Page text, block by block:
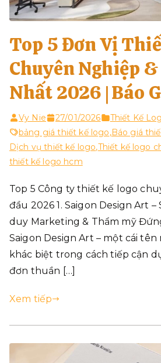
Top 5 Đơn Vị
Chuyên Nghiệp
Nhất 2026 | Báo
Vy Nie 27/01/2026
Thiết Kế
bảng giá thiết kế logo,Báo giá
Dịch vụ thiết kế logo,Thiết kế logo
thiết kế logo hcm
Top 5 Công ty thiết kế logo
đầu 2026 1. Saigon Design Art
duy Marketing & Thẩm mỹ
Saigon Design Art – một cái tên
khác biệt trong cách tiếp cận
đơn thuần […]
Xem tiếp